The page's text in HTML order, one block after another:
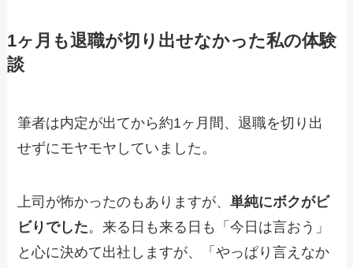
1ヶ月も退職が切り出せなかった私の体験
談
筆者は内定が出てから約1ヶ月間、退職を切り出
せずにモヤモヤしていました。
上司が怖かったのもありますが、単純にボクがビ
ビりでした。来る日も来る日も「今日は言おう」
と心に決めて出社しますが、「やっぱり言えなか